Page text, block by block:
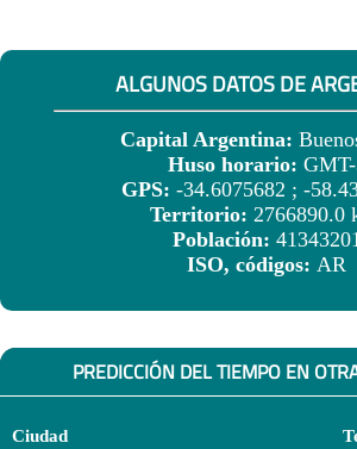
ALGUNOS DATOS DE
Capital Argentina:
Huso horario:
GPS: -34.6075682 ; -
Territorio: 2766890.0
Población:
ISO, códigos: AR
PREDICCIÓN DEL TIEMPO EN
Ciudad